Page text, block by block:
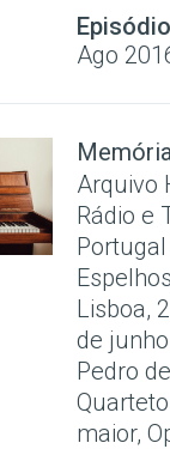
Ago
Memória
Arquivo
Rádio e
Lisboa,
de
Pedro
maior,